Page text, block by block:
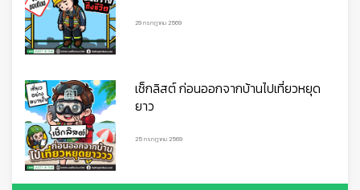
29 กรกฎาคม 2569
เช็กลิสต์ ก่อนออกจากบ้านไปเที่ยวหยุด
ยาว
25 กรกฎาคม 2569